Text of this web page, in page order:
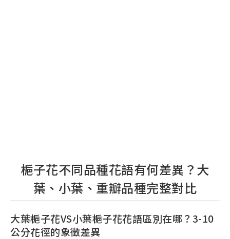
梔子花不同品種花語有何差異？大
葉、小葉、重瓣品種完整對比
大葉梔子花VS小葉梔子花花語區別在哪？3-10
公分花徑的象徵差異